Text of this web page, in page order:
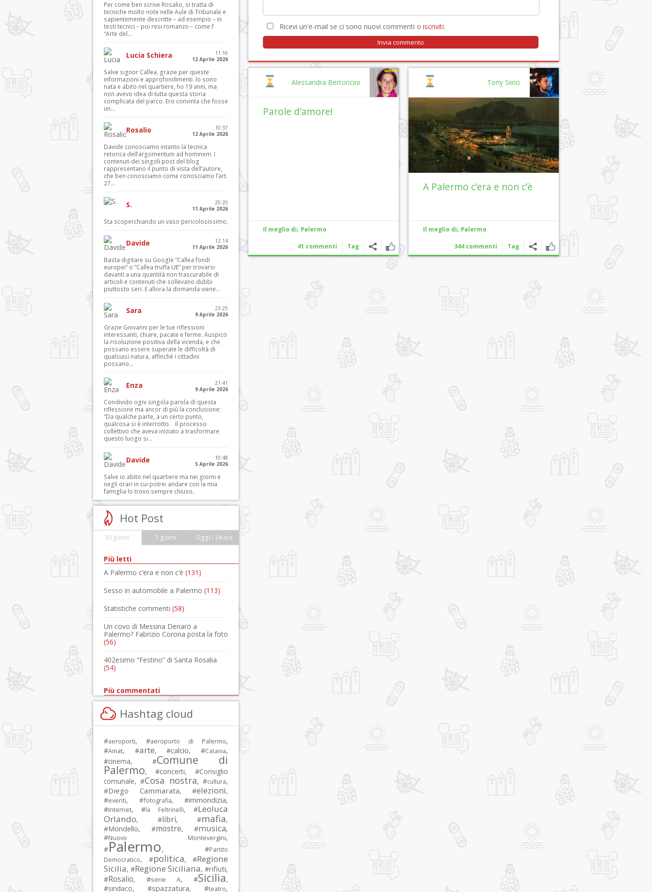
Ricevi un'e-mail se ci sono nuovi commenti o iscriviti.
Tony Siino
A Palermo c’era e non c’è
Il meglio di, Palermo
344 commenti Tag
Alessandra Bertoncini
Parole d’amore!
Il meglio di, Palermo
41 commenti Tag
Per come ben scrive Rosalio, si tratta di
tecniche molto note nelle Aule di Tribunale e
sapientemente descritte – ad esempio – in
testi tecnici – poi resi romanzo – come l’
“Arte del...
Lucia Schiera
11:16
12 Aprile 2026
Salve signor Callea, grazie per queste
informazioni e approfondimenti. Io sono
nata e abito nel quartiere, ho 19 anni, ma
non avevo idea di tutta questa storia
complicata del parco. Ero convinta che fosse
un...
Rosalio
10:37
12 Aprile 2026
Davide conosciamo intanto la tecnica
retorica dell’argomentum ad hominem. I
contenuti dei singoli post del blog
rappresentano il punto di vista dell’autore,
che ben conosciamo come conosciamo l’art.
27...
S.
20:20
11 Aprile 2026
Sta scoperchiando un vaso pericolosissimo.
Davide
12:14
11 Aprile 2026
Basta digitare su Google “Callea fondi
europei” o “Callea truffa UE” per trovarsi
davanti a una quantità non trascurabile di
articoli e contenuti che sollevano dubbi
piuttosto seri. E allora la domanda viene...
Sara
23:25
9 Aprile 2026
Grazie Giovanni per le tue riflessioni
interessanti, chiare, pacate e ferme. Auspico
la risoluzione positiva della vicenda, e che
possano essere superate le difficoltà di
qualsiasi natura, affinché i cittadini
possano...
Enza
21:41
9 Aprile 2026
Condivido ogni singola parola di questa
riflessione ma ancor di più la conclusione:
“Da qualche parte, a un certo punto,
qualcosa si è interrotto. Il processo
collettivo che aveva iniziato a trasformare
questo luogo si...
Davide
10:48
5 Aprile 2026
Salve io abito nel quartiere ma nei giorni e
negli orari in cui potrei andare con la mia
famiglia lo trovo sempre chiuso..
Hot Post
30 giorni 7 giorni Oggi / 24 ore
Più letti
A Palermo c’era e non c’è (131)
Sesso in automobile a Palermo (113)
Statistiche commenti (58)
Un covo di Messina Denaro a
Palermo? Fabrizio Corona posta la foto
(56)
402esimo “Festino” di Santa Rosalia
(54)
Più commentati
Hashtag cloud
#aeroporti, #aeroporto di Palermo,
#Amat, #arte, #calcio, #Catania,
#cinema, #Comune di
Palermo, #concerti, #Consiglio
comunale, #Cosa nostra, #cultura,
#Diego Cammarata, #elezioni,
#eventi, #fotografia, #immondizia,
#Internet, #la Feltrinelli, #Leoluca
Orlando, #libri, #mafia,
#Mondello, #mostre, #musica,
#Nuovo Montevergini,
#Palermo, #Partito
Democratico, #politica, #Regione
Sicilia, #Regione Siciliana, #rifiuti,
#Rosalio, #serie A, #Sicilia,
#sindaco, #spazzatura, #teatro,